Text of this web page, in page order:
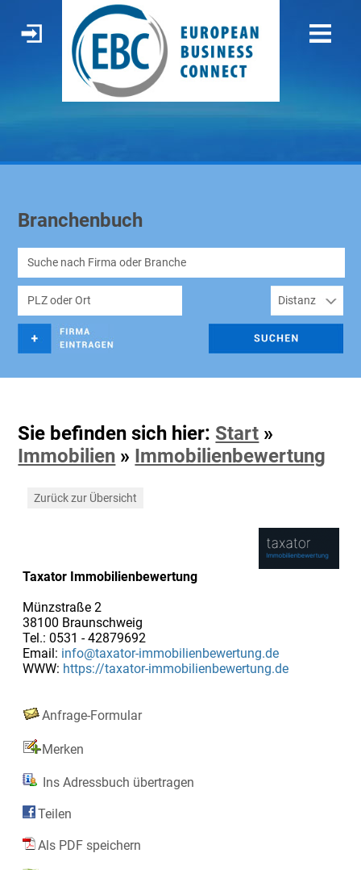
Branchenbuch
Sie befinden sich hier: Start »
Immobilien » Immobilienbewertung
Zurück zur Übersicht
Taxator Immobilienbewertung
Münzstraße 2
38100 Braunschweig
Tel.: 0531 - 42879692
Email: info@taxator-immobilienbewertung.de
WWW: https://taxator-immobilienbewertung.de
Anfrage-Formular
Merken
Ins Adressbuch übertragen
Teilen
Als PDF speichern